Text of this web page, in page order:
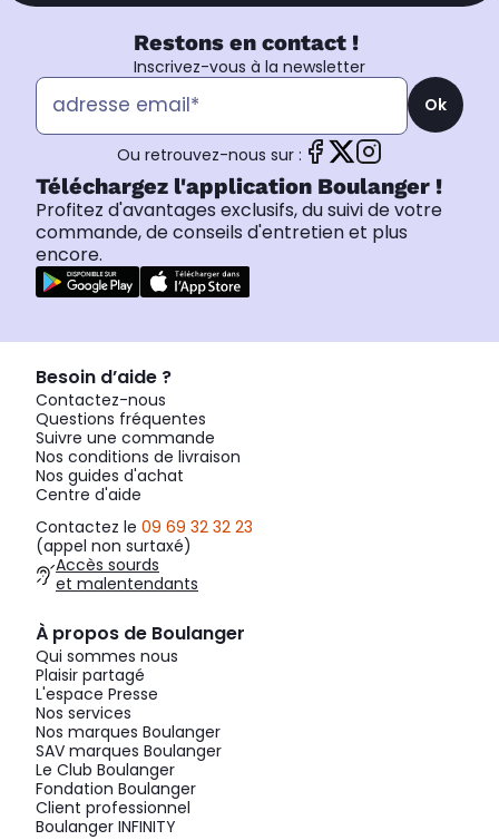
Restons en contact !
Inscrivez-vous à la newsletter
Ok
Ou retrouvez-nous sur :
Téléchargez l'application Boulanger !
Profitez d'avantages exclusifs, du suivi de votre
commande, de conseils d'entretien et plus
encore.
Besoin d’aide ?
Contactez-nous
Questions fréquentes
Suivre une commande
Nos conditions de livraison
Nos guides d'achat
Centre d'aide
Contactez le 09 69 32 32 23
(appel non surtaxé)
Accès sourds
et malentendants
À propos de Boulanger
Qui sommes nous
Plaisir partagé
L'espace Presse
Nos services
Nos marques Boulanger
SAV marques Boulanger
Le Club Boulanger
Fondation Boulanger
Client professionnel
Boulanger INFINITY